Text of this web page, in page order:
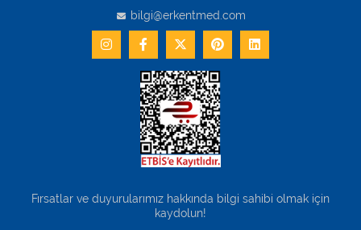
bilgi@erkentmed.com
Fırsatlar ve duyurularımız hakkında bilgi sahibi olmak için
kaydolun!